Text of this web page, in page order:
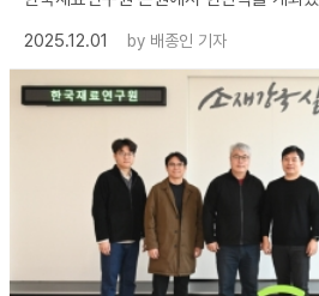
2025.12.01
by 배종인 기자